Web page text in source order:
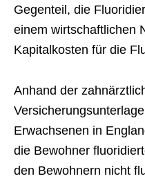
Gegenteil, die
einem wirtschaftlichen
Kapitalkosten für die
Anhand der
Erwachsenen in
die Bewohner
den Bewohnern nicht